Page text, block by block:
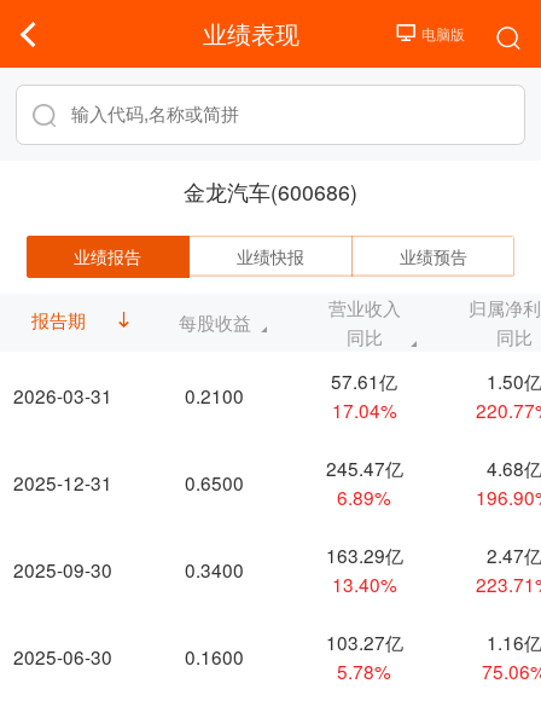
业绩表现
金龙汽车(600686)
业绩报告 业绩快报 业绩预告
报告期
2026-03-31
2025-12-31
2025-09-30
2025-06-30
每股收益
营业收入
同比
归属净
同比
0.2100
57.61亿
17.04%
1.50亿
0.6500
245.47亿
6.89%
4.68亿
0.3400
163.29亿
13.40%
2.47亿
0.1600
103.27亿
5.78%
1.16亿